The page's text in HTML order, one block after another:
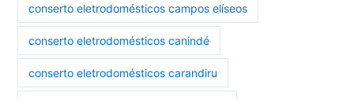
conserto eletrodomésticos campos elíseos
conserto eletrodomésticos canindé
conserto eletrodomésticos carandiru